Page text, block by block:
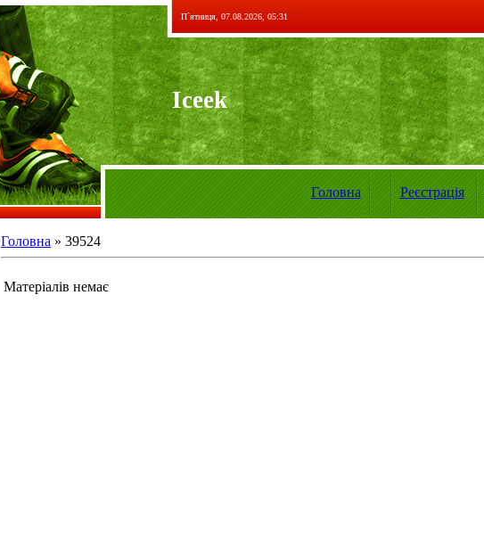
П`ятниця, 07.08.2026, 05:31
Iceek
Головна Реєстрація
Головна » 39524
Матеріалів немає